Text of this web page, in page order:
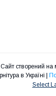
Сайт створений на
Select